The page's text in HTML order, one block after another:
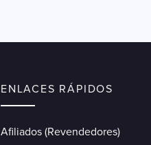
ENLACES RÁPIDOS
Afiliados (Revendedores)